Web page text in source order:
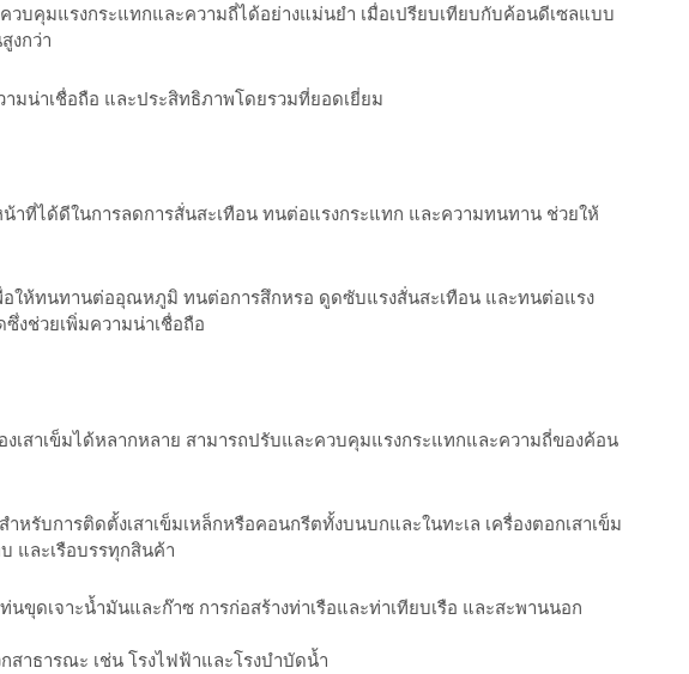
บคุมแรงกระแทกและความถี่ได้อย่างแม่นยำ เมื่อเปรียบเทียบกับค้อนดีเซลแบบ
งกว่า
มน่าเชื่อถือ และประสิทธิภาพโดยรวมที่ยอดเยี่ยม
ที่ได้ดีในการลดการสั่นสะเทือน ทนต่อแรงกระแทก และความทนทาน ช่วยให้
ให้ทนทานต่ออุณหภูมิ ทนต่อการสึกหรอ ดูดซับแรงสั่นสะเทือน และทนต่อแรง
งช่วยเพิ่มความน่าเชื่อถือ
เสาเข็มได้หลากหลาย สามารถปรับและควบคุมแรงกระแทกและความถี่ของค้อน
รับการติดตั้งเสาเข็มเหล็กหรือคอนกรีตทั้งบนบกและในทะเล เครื่องตอกเสาเข็ม
และเรือบรรทุกสินค้า
ขุดเจาะน้ำมันและก๊าซ การก่อสร้างท่าเรือและท่าเทียบเรือ และสะพานนอก
สาธารณะ เช่น โรงไฟฟ้าและโรงบำบัดน้ำ